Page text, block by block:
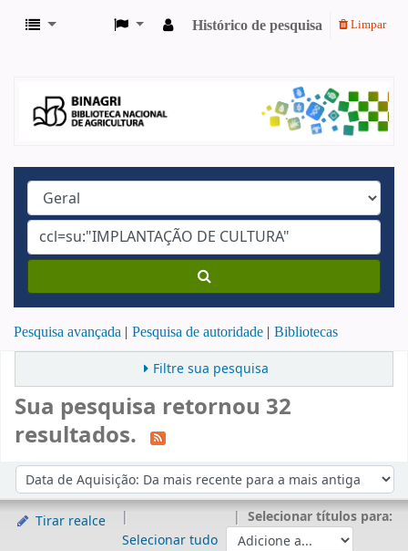
Histórico de pesquisa Limpar
Pesquisa avançada Pesquisa de autoridade Bibliotecas
Filtre sua pesquisa
Sua pesquisa retornou 32
resultados.
Ordenar por:
Tirar realce
Selecionar tudo
Selecionar títulos para: